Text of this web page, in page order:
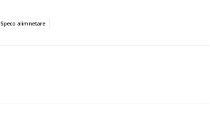
Speco alimnetare